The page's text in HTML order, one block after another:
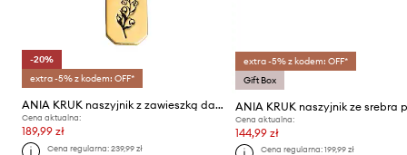
-20%
extra -5% z kodem: OFF*
ANIA KRUK naszyjnik z zawieszką damski pozłacany HIPPIE
Cena aktualna:
189,99 zł
Cena regularna:239,99 zł
extra -5% z kodem: OFF*
Gift Box
Cena aktualna:
144,99 zł
Cena regularna: 199,99 zł